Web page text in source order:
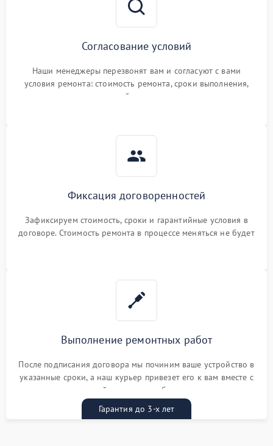
Согласование условий
Наши менеджеры перезвонят вам и согласуют с вами
условия ремонта: стоимость ремонта, сроки выполнения,
гарантийные условия
Фиксация договоренностей
Зафиксируем стоимость, сроки и гарантийные условия в
договоре. Стоимость ремонта в процессе меняться не будет
Выполнение ремонтных работ
После подписания договора мы починим ваше устройство в
указанные сроки, а наш курьер привезет его к вам вместе с
гарантийным талоном бесплатно
Гарантия до 3-х лет